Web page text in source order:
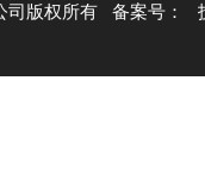
司版权所有 备案号：